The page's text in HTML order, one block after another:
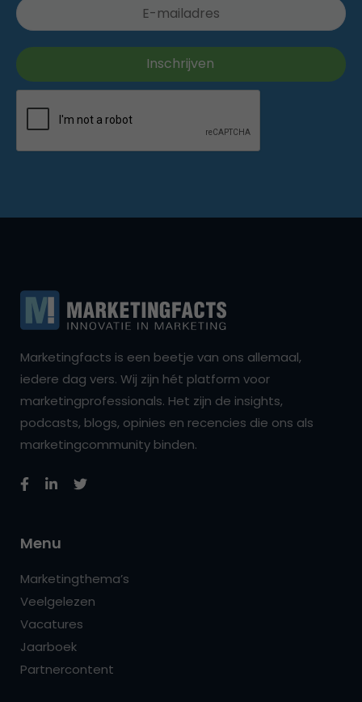
Marketingfacts is een beetje van ons allemaal,
iedere dag vers. Wij zijn hét platform voor
marketingprofessionals. Het zijn de insights,
podcasts, blogs, opinies en recencies die ons als
marketingcommunity binden.
Menu
Marketingthema’s
Veelgelezen
Vacatures
Jaarboek
Partnercontent